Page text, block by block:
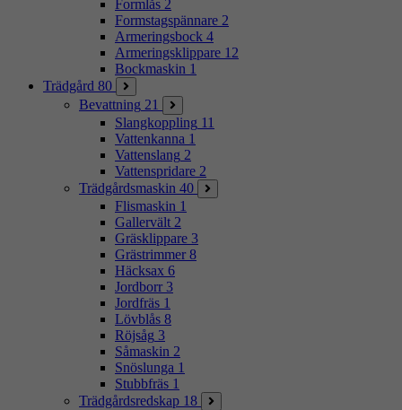
Formlås 2
Formstagspännare 2
Armeringsbock 4
Armeringsklippare 12
Bockmaskin 1
Trädgård 80
Bevattning 21
Slangkoppling 11
Vattenkanna 1
Vattenslang 2
Vattenspridare 2
Trädgårdsmaskin 40
Flismaskin 1
Gallervält 2
Gräsklippare 3
Grästrimmer 8
Häcksax 6
Jordborr 3
Jordfräs 1
Lövblås 8
Röjsåg 3
Såmaskin 2
Snöslunga 1
Stubbfräs 1
Trädgårdsredskap 18